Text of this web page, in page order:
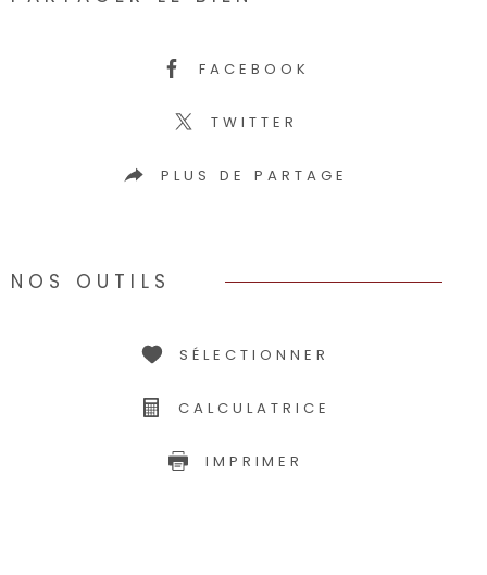
FACEBOOK
TWITTER
PLUS DE PARTAGE
NOS OUTILS
SÉLECTIONNER
CALCULATRICE
IMPRIMER